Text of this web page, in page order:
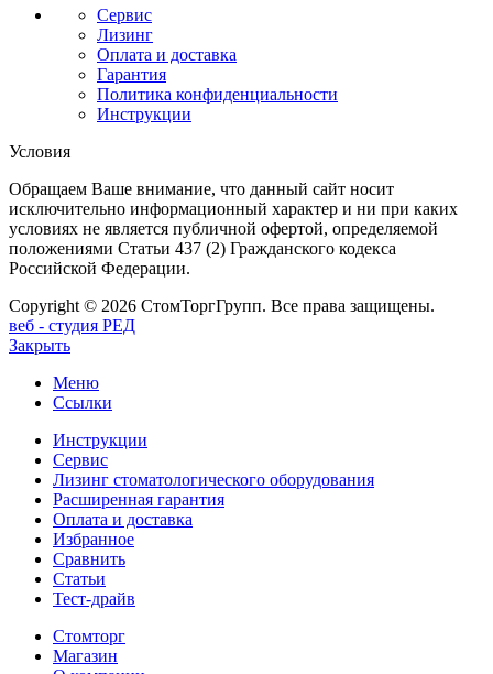
Сервис
Лизинг
Оплата и доставка
Гарантия
Политика конфиденциальности
Инструкции
Условия
Обращаем Ваше внимание, что данный сайт носит
исключительно информационный характер и ни при каких
условиях не является публичной офертой, определяемой
положениями Статьи 437 (2) Гражданского кодекса
Российской Федерации.
Copyright © 2026 СтомТоргГрупп. Все права защищены.
веб - студия РЕД
Закрыть
Меню
Ссылки
Инструкции
Сервис
Лизинг стоматологического оборудования
Расширенная гарантия
Оплата и доставка
Избранное
Сравнить
Статьи
Тест-драйв
Стомторг
Магазин